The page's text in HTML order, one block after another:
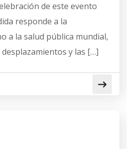
de este evento
responde a la
a la salud pública mundial,
y las […]